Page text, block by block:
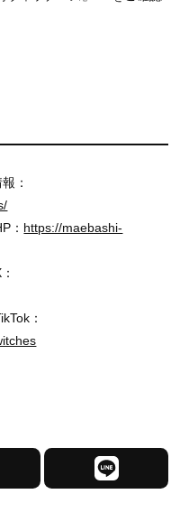
：
： https://maebashi-
：
L
I